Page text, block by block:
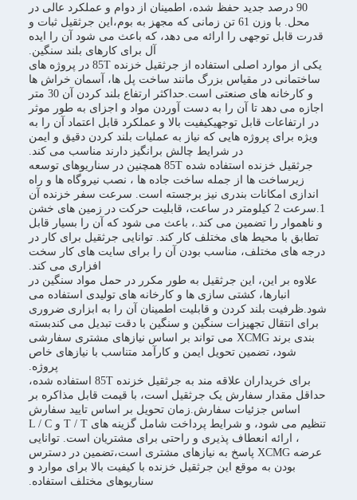
90 درصد جدید حفظ شده، اطمینان از دوام و عملکرد عالی در
محل. با وزن 61 تن زمانی که مجهز به بوم،این جرثقیل ثبات و
قدرت قابل توجهی را ارائه می دهد، که باعث می شود آن را ایده
آل برای کارهای بلند سنگین.
یکی از موارد اصلی استفاده از جرثقیل خزنده 85T در پروژه های
ساختمانی در مقیاس بزرگ مانند ساخت پل ها، آسمان خراش ها
و کارخانه های صنعتی است.حداکثر ارتفاع بلند کردن آن 30 متر
اجازه می دهد تا آن را به دست آوردن مواد و اجزای به طور موثر
در ارتفاعات قابل توجهیکیفیت بالا و عملکرد قابل اعتماد آن را به
ویژه برای پروژه هایی که نیاز به عملیات بلند کردن دقیق و ایمن
در شرایط چالش برانگیز دارند مناسب می کند.
جرثقیل خزنده استفاده شده 85T همچنین در سناریوهای توسعه
زیرساخت ها از جمله ساخت جاده ها ، نصب نیروگاه ها و راه
اندازی امکانات بندری نیز برجسته است. سرعت سفر خزنده آن
1.سرعت 2 کیلومتر در ساعت، قابلیت حرکت در زمین های خشن
و ناهموار را تضمین می کند.، باعث می شود که آن را بسیار قابل
تطابق با محیط های مختلف کار کند. توانایی جرثقیل برای کار در
درجه های مختلف، مناسب بودن آن را برای سایت های کار سخت
افزاری می کند.
علاوه بر این، این جرثقیل به طور مکرر در حمل مواد سنگین در
انبارها، کشتی سازی ها و کارخانه های تولیدی استفاده می
شود.ظرفیت بلند کردن و قابلیت اطمینان آن را به ابزاری ضروری
برای انتقال تجهیزات سنگین و سنگین با دقت تبدیل می کندبسته
بندی برند XCMG می تواند بر اساس نیازهای مشتری سفارشی
شود، تضمین تحویل ایمن و کارآمد متناسب با نیازهای خاص
پروژه.
برای خریداران علاقه مند به جرثقیل خزنده 85T استفاده شده،
حداقل مقدار سفارش یک جرثقیل است، با قیمت قابل مذاکره بر
اساس جزئیات سفارش.زمان تحویل بر اساس تایید سفارش
تنظیم می شود، و شرایط پرداخت شامل گزینه های T / T و L / C
، ارائه انعطاف پذیری و راحتی برای مشتریان است. توانایی
عرضه XCMG پاسخ به نیازهای مشتری است،تضمین در دسترس
بودن به موقع این جرثقیل خزنده با کیفیت بالا برای موارد و
سناریوهای مختلف استفاده.